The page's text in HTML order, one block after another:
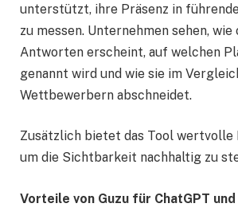
unterstützt, ihre Präsenz in
zu messen. Unternehmen sehen,
Antworten erscheint, auf welchen
genannt wird und wie sie im
Wettbewerbern abschneidet.
Zusätzlich bietet das Tool wertvolle
um die Sichtbarkeit nachhaltig zu
Vorteile von Guzu für ChatGPT und